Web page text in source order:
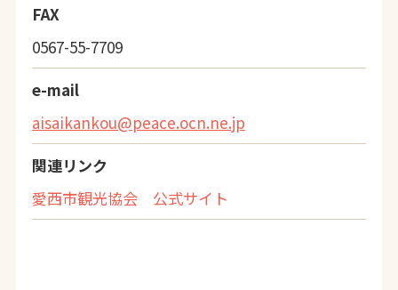
FAX
0567-55-7709
e-mail
aisaikankou@peace.ocn.ne.jp
関連リンク
愛西市観光協会 公式サイト